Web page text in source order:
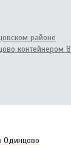
районе
контейнером
Одинцово